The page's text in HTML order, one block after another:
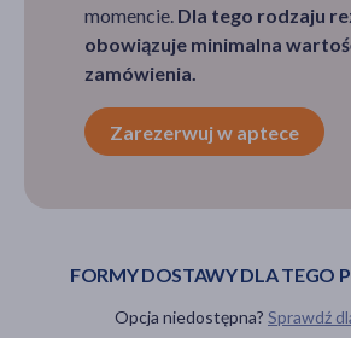
momencie. Dla tego rodzaju
obowiązuje minimalna
zamówienia.
Zarezerwuj w aptece
FORMY DOSTAWY DLA TEGO
Opcja niedostępna? Sprawdź